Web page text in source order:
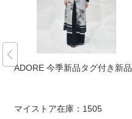
ADORE 今季新品タグ付き新品
マイストア在庫： 1505